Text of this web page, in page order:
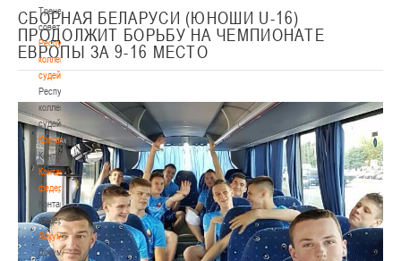
Тренерский
совет
Республиканская
коллегия
судей
Республиканская
коллегия
судей
Контакты
Контакты
Контакты
федерации
Контакты
федерации
Документы
Документы
СБОРНАЯ БЕЛАРУСИ (ЮНОШИ U-16)
ПРОДОЛЖИТ БОРЬБУ НА ЧЕМПИОНАТЕ
ЕВРОПЫ ЗА 9-16 МЕСТО